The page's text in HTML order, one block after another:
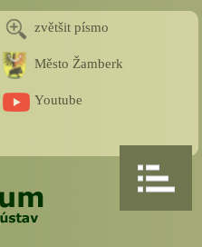
zvětšit písmo
Město Žamberk
Youtube